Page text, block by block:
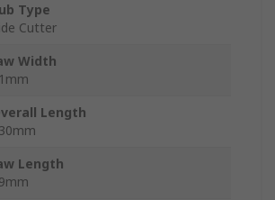
Type
Cutter
Width
Length
Length